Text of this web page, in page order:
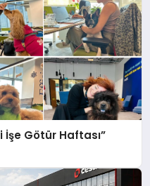
İşe Götür Haftası”